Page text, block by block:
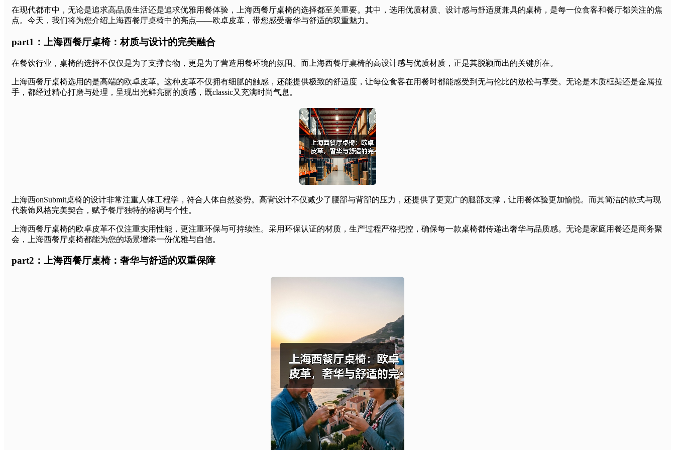
在现代都市中，无论是追求高品质生活还是追求优雅用餐体验，上海西餐厅桌椅的选择都至关重要。其中，选用优质材质、设计感与舒适度兼具的桌椅，是每一位食客和餐厅都关注的焦
点。今天，我们将为您介绍上海西餐厅桌椅中的亮点——欧卓皮革，带您感受奢华与舒适的双重魅力。
part1：上海西餐厅桌椅：材质与设计的完美融合
在餐饮行业，桌椅的选择不仅仅是为了支撑食物，更是为了营造用餐环境的氛围。而上海西餐厅桌椅的高设计感与优质材质，正是其脱颖而出的关键所在。
上海西餐厅桌椅选用的是高端的欧卓皮革。这种皮革不仅拥有细腻的触感，还能提供极致的舒适度，让每位食客在用餐时都能感受到无与伦比的放松与享受。无论是木质框架还是金属拉
手，都经过精心打磨与处理，呈现出光鲜亮丽的质感，既classic又充满时尚气息。
上海西onSubmit桌椅的设计非常注重人体工程学，符合人体自然姿势。高背设计不仅减少了腰部与背部的压力，还提供了更宽广的腿部支撑，让用餐体验更加愉悦。而其简洁的款式与现
代装饰风格完美契合，赋予餐厅独特的格调与个性。
上海西餐厅桌椅的欧卓皮革不仅注重实用性能，更注重环保与可持续性。采用环保认证的材质，生产过程严格把控，确保每一款桌椅都传递出奢华与品质感。无论是家庭用餐还是商务聚
会，上海西餐厅桌椅都能为您的场景增添一份优雅与自信。
part2：上海西餐厅桌椅：奢华与舒适的双重保障